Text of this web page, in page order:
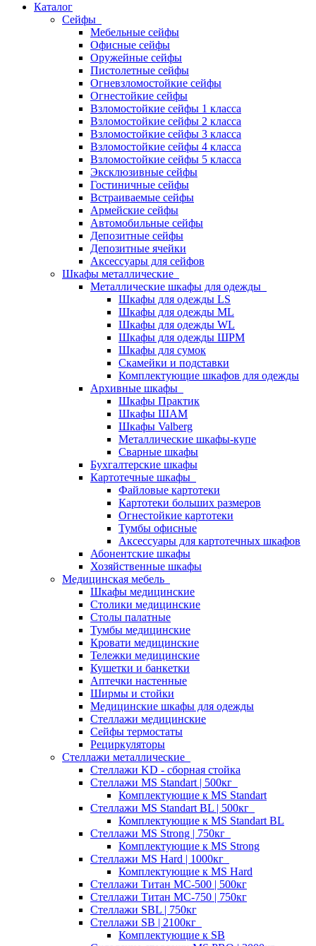
Каталог
Сейфы
Мебельные сейфы
Офисные сейфы
Оружейные сейфы
Пистолетные сейфы
Огневзломостойкие сейфы
Огнестойкие сейфы
Взломостойкие сейфы 1 класса
Взломостойкие сейфы 2 класса
Взломостойкие сейфы 3 класса
Взломостойкие сейфы 4 класса
Взломостойкие сейфы 5 класса
Эксклюзивные сейфы
Гостиничные сейфы
Встраиваемые сейфы
Армейские сейфы
Автомобильные сейфы
Депозитные сейфы
Депозитные ячейки
Аксессуары для сейфов
Шкафы металлические
Металлические шкафы для одежды
Шкафы для одежды LS
Шкафы для одежды ML
Шкафы для одежды WL
Шкафы для одежды ШРМ
Шкафы для сумок
Скамейки и подставки
Комплектующие шкафов для одежды
Архивные шкафы
Шкафы Практик
Шкафы ШАМ
Шкафы Valberg
Металлические шкафы-купе
Сварные шкафы
Бухгалтерские шкафы
Картотечные шкафы
Файловые картотеки
Картотеки больших размеров
Огнестойкие картотеки
Тумбы офисные
Аксессуары для картотечных шкафов
Абонентские шкафы
Хозяйственные шкафы
Медицинская мебель
Шкафы медицинские
Столики медицинские
Столы палатные
Тумбы медицинские
Кровати медицинские
Тележки медицинские
Кушетки и банкетки
Аптечки настенные
Ширмы и стойки
Медицинские шкафы для одежды
Стеллажи медицинские
Сейфы термостаты
Рециркуляторы
Стеллажи металлические
Стеллажи KD - сборная стойка
Стеллажи MS Standart | 500кг
Комплектующие к MS Standart
Стеллажи MS Standart BL | 500кг
Комплектующие к MS Standart BL
Стеллажи MS Strong | 750кг
Комплектующие к MS Strong
Стеллажи MS Hard | 1000кг
Комплектующие к MS Hard
Стеллажи Титан МС-500 | 500кг
Стеллажи Титан МС-750 | 750кг
Стеллажи SBL | 750кг
Стеллажи SB | 2100кг
Комплектующие к SB